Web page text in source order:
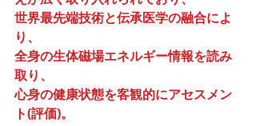
世界最先端技術と伝承医学の融合によ
り、
全身の生体磁場エネルギー情報を読み
取り、
心身の健康状態を客観的にアセスメン
ト(評価)。